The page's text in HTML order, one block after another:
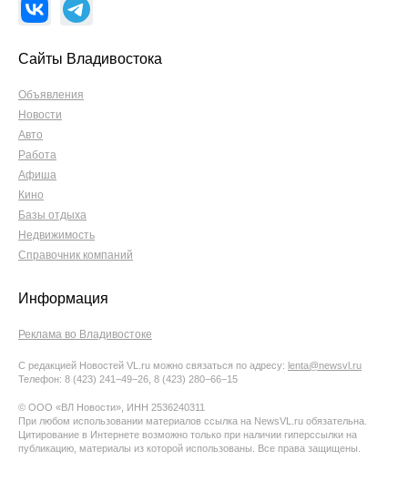
Сайты Владивостока
Объявления
Новости
Авто
Работа
Афиша
Кино
Базы отдыха
Недвижимость
Справочник компаний
Информация
Реклама во Владивостоке
С редакцией Новостей VL.ru можно связаться по адресу: lenta@newsvl.ru
Телефон: 8 (423) 241−49−26, 8 (423) 280−66−15
© ООО «ВЛ Новости», ИНН 2536240311
При любом использовании материалов ссылка на NewsVL.ru обязательна.
Цитирование в Интернете возможно только при наличии гиперссылки на
публикацию, материалы из которой использованы. Все права защищены.